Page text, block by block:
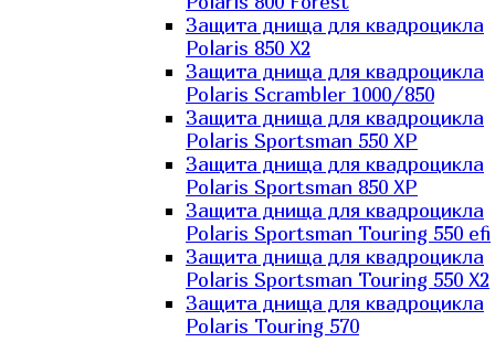
Защита днища для квадроцикла
Polaris 850 X2
Защита днища для квадроцикла
Polaris Scrambler 1000/850
Защита днища для квадроцикла
Polaris Sportsman 550 XP
Защита днища для квадроцикла
Polaris Sportsman 850 XP
Защита днища для квадроцикла
Polaris Sportsman Touring 550 efi
Защита днища для квадроцикла
Polaris Sportsman Touring 550 X2
Защита днища для квадроцикла
Polaris Touring 570